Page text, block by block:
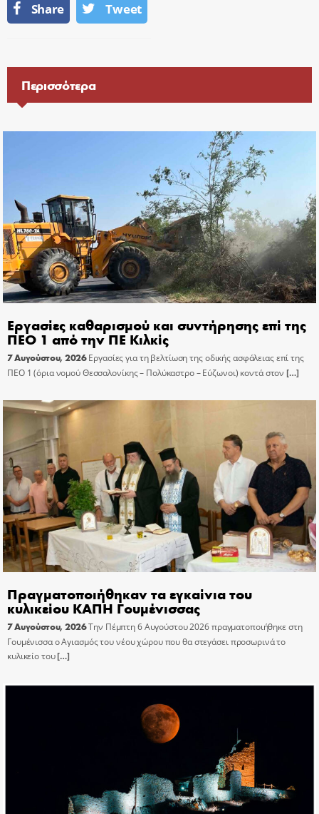
Share Tweet
Περισσότερα
Εργασίες καθαρισμού και συντήρησης επί της
ΠΕΟ 1 από την ΠΕ Κιλκίς
7 Αυγούστου, 2026 Εργασίες για τη βελτίωση της οδικής ασφάλειας επί της
ΠΕΟ 1 (όρια νομού Θεσσαλονίκης – Πολύκαστρο – Εύζωνοι) κοντά στον […]
Πραγματοποιήθηκαν τα εγκαίνια του
κυλικείου ΚΑΠΗ Γουμένισσας
7 Αυγούστου, 2026Την Πέμπτη 6 Αυγούστου 2026 πραγματοποιήθηκε στη
Γουμένισσα ο Αγιασμός του νέου χώρου που θα στεγάσει προσωρινά το
κυλικείο του[…]